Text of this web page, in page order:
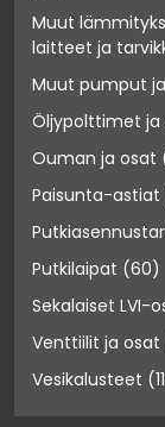
Muut
laitteet ja
Muut pumput
Öljypolttimet ja
Ouman ja osat
Paisunta-astiat
Putkilaipat (60)
Sekalaiset LVI-
Venttiilit ja osat
Vesikalusteet